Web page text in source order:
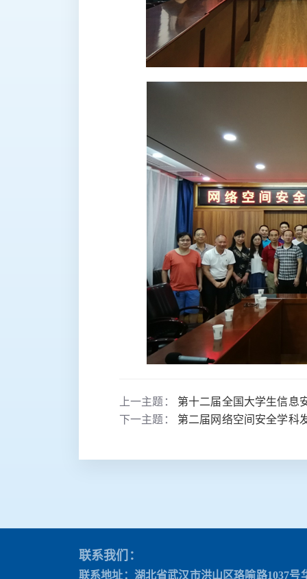
上一主题： 第十二届全国大学生信息
下一主题： 第二届网络空间安全学科
联系我们：
联系地址：湖北省武汉市洪山区珞喻路1037号